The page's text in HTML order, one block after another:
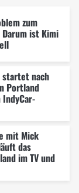
zum
Darum ist Kimi
startet nach
Portland
mit Mick
das
im TV und